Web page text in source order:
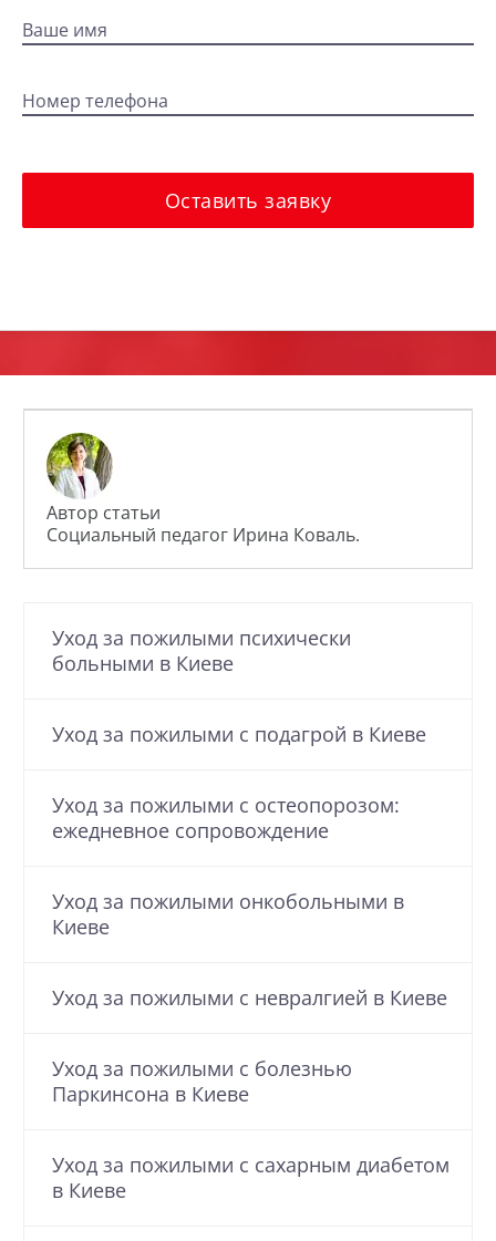
Ваше имя
Номер телефона
Оставить заявку
Автор статьи
Социальный педагог Ирина Коваль.
Уход за пожилыми психически
больными в Киеве
Уход за пожилыми с подагрой в Киеве
Уход за пожилыми с остеопорозом:
ежедневное сопровождение
Уход за пожилыми онкобольными в
Киеве
Уход за пожилыми с невралгией в Киеве
Уход за пожилыми с болезнью
Паркинсона в Киеве
Уход за пожилыми с cахарным диабетом
в Киеве